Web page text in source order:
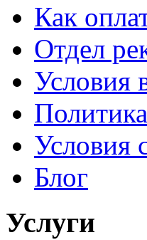
Как
Отдел
Условия
Условия
Блог
Услуги